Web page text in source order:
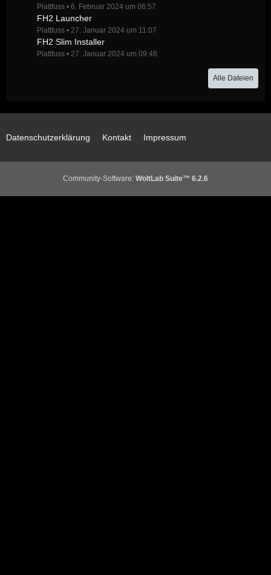
Plattfuss 6. Februar 2024 um 06:57
FH2 Launcher
Plattfuss 27. Januar 2024 um 11:07
FH2 Slim Installer
Plattfuss 27. Januar 2024 um 09:48
Alle Dateien
Datenschutzerklärung Kontakt Impressum
Community-Software: WoltLab Suite™ 6.2.6